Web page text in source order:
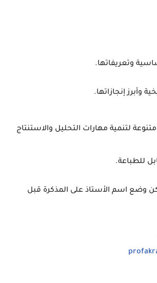
وتعريفاتها.
وأبرز إنجازاتها.
لتنمية مهارات التحليل والاستنتاج
للطباعة.
وضع اسم الأستاذ على المذكرة قبل